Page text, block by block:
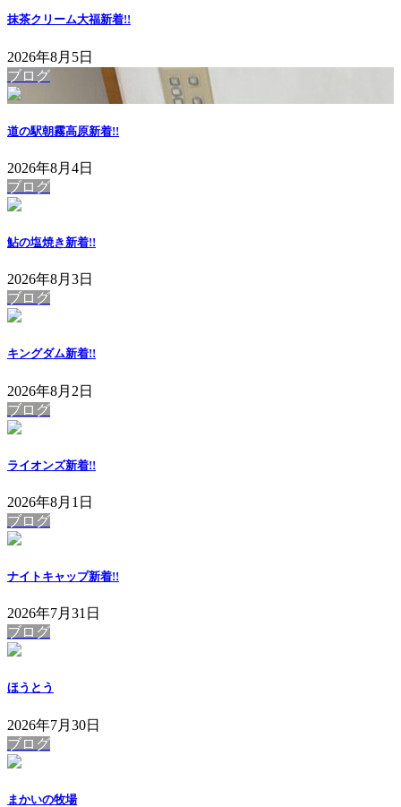
抹茶クリーム大福新着!!
2026年8月5日
ブログ
道の駅朝霧高原新着!!
2026年8月4日
ブログ
鮎の塩焼き新着!!
2026年8月3日
ブログ
キングダム新着!!
2026年8月2日
ブログ
ライオンズ新着!!
2026年8月1日
ブログ
ナイトキャップ新着!!
2026年7月31日
ブログ
ほうとう
2026年7月30日
ブログ
まかいの牧場